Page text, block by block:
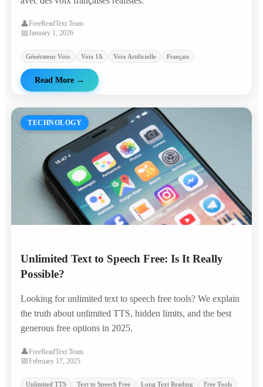
👤FreeReadText Team
📅January 1, 2026
Générateur Voix Voix IA Voix Artificielle Français
Read More →
TECHNOLOGY
Unlimited Text to Speech Free: Is It Really
Possible?
Looking for unlimited text to speech free tools? We explain
the truth about unlimited TTS, hidden limits, and the best
generous free options in 2025.
👤FreeReadText Team
📅February 17, 2025
Unlimited TTS Text to Speech Free Long Text Reading Free Tools